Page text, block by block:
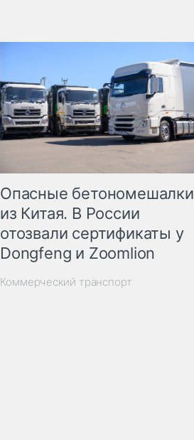
Опасные бетономешалки
из Китая. В России
отозвали сертификаты у
Dongfeng и Zoomlion
Коммерческий транспорт